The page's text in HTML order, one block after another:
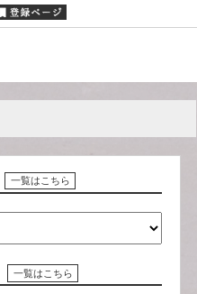
一覧はこちら
一覧はこちら